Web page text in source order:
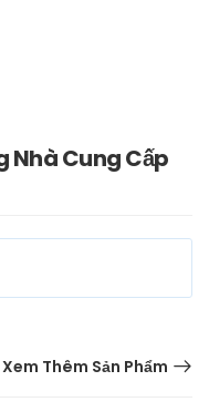
Nhà Cung Cấp
Xem Thêm Sản Phẩm